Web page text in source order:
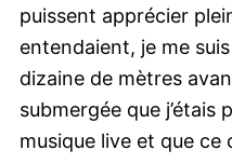
puissent apprécier
entendaient, je me suis
dizaine de mètres
submergée que j’étais
musique live et que